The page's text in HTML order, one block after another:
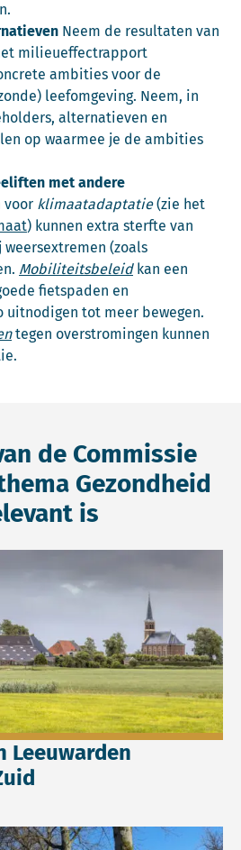
Neem de resultaten van
milieueffectrapport
ambities voor de
leefomgeving. Neem, in
alternatieven en
op waarmee je de ambities
met andere
voor klimaatadaptatie(zie het
) kunnen extra sterfte van
(zoals
Mobiliteitsbeleidkan een
fietspaden en
uitnodigen tot meer bewegen.
tegen overstromingen kunnen
de Commissie
Gezondheid
is
Leeuwarden
gemeente Hilvarenbeek.